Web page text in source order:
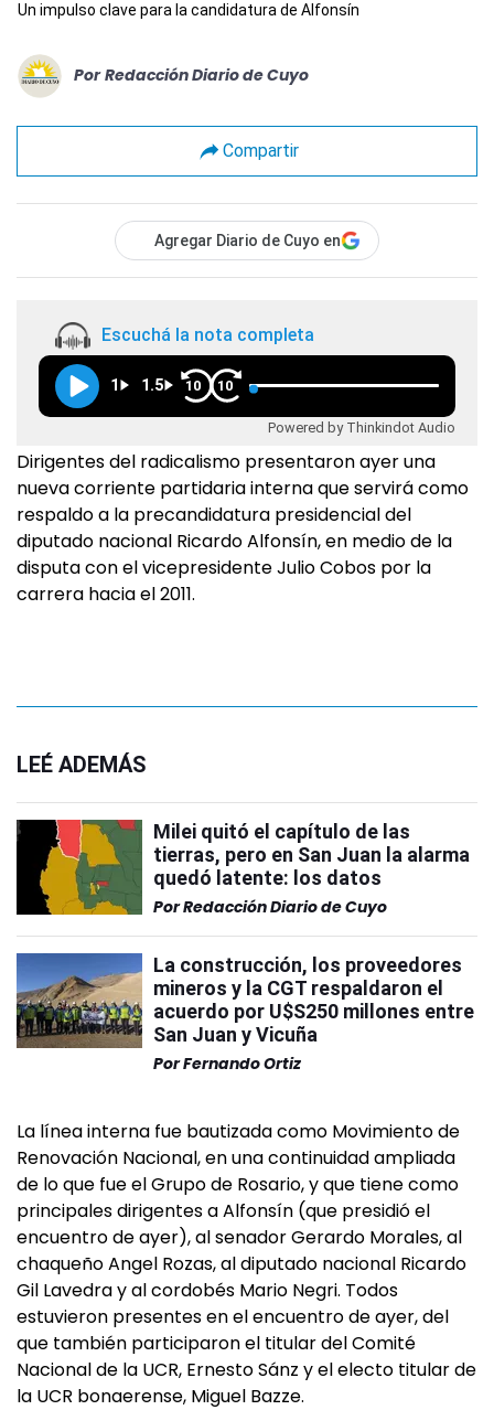
Un impulso clave para la candidatura de Alfonsín
Por Redacción Diario de Cuyo
Compartir
Agregar Diario de Cuyo en
Escuchá la nota completa
1 1.5 10 10
Powered by Thinkindot Audio
Dirigentes del radicalismo presentaron ayer una
nueva corriente partidaria interna que servirá como
respaldo a la precandidatura presidencial del
diputado nacional Ricardo Alfonsín, en medio de la
disputa con el vicepresidente Julio Cobos por la
carrera hacia el 2011.
LEÉ ADEMÁS
Milei quitó el capítulo de las
tierras, pero en San Juan la alarma
quedó latente: los datos
PorRedacción Diario de Cuyo
La construcción, los proveedores
mineros y la CGT respaldaron el
acuerdo por U$S250 millones entre
San Juan y Vicuña
PorFernando Ortiz
La línea interna fue bautizada como Movimiento de
Renovación Nacional, en una continuidad ampliada
de lo que fue el Grupo de Rosario, y que tiene como
principales dirigentes a Alfonsín (que presidió el
encuentro de ayer), al senador Gerardo Morales, al
chaqueño Angel Rozas, al diputado nacional Ricardo
Gil Lavedra y al cordobés Mario Negri. Todos
estuvieron presentes en el encuentro de ayer, del
que también participaron el titular del Comité
Nacional de la UCR, Ernesto Sánz y el electo titular de
la UCR bonaerense, Miguel Bazze.